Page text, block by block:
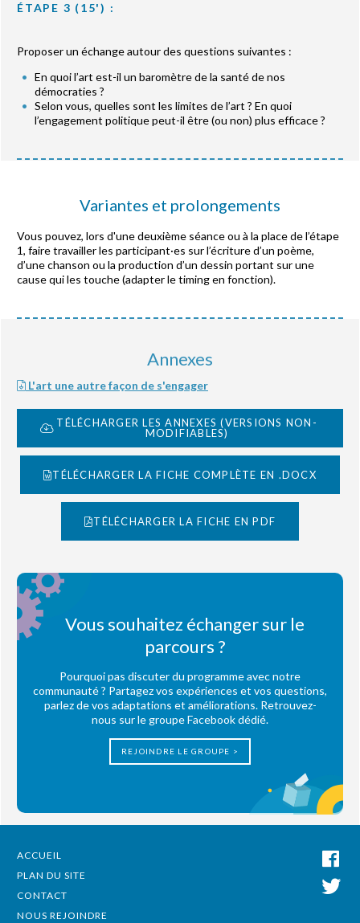
ÉTAPE 3 (15') :
Proposer un échange autour des questions suivantes :
En quoi l’art est-il un baromètre de la santé de nos
démocraties ?
Selon vous, quelles sont les limites de l’art ? En quoi
l’engagement politique peut-il être (ou non) plus efficace ?
Variantes et prolongements
Vous pouvez, lors d'une deuxième séance ou à la place de l’étape
1, faire travailler les participant·es sur l’écriture d’un poème,
d’une chanson ou la production d’un dessin portant sur une
cause qui les touche (adapter le timing en fonction).
Annexes
L'art une autre façon de s'engager
TÉLÉCHARGER LES ANNEXES (VERSIONS NON-
MODIFIABLES)
TÉLÉCHARGER LA FICHE COMPLÈTE EN .DOCX
TÉLÉCHARGER LA FICHE EN PDF
Vous souhaitez échanger sur le
parcours ?
Pourquoi pas discuter du programme avec notre
communauté ? Partagez vos expériences et vos questions,
parlez de vos adaptations et améliorations. Retrouvez-
nous sur le groupe Facebook dédié.
REJOINDRE LE GROUPE >
ACCUEIL
PLAN DU SITE
CONTACT
NOUS REJOINDRE